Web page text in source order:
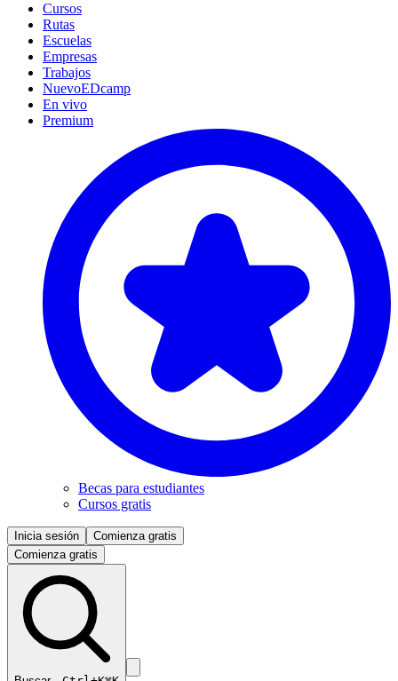
Cursos
Rutas
Escuelas
Empresas
Trabajos
NuevoEDcamp
En vivo
Premium
Becas para estudiantes
Cursos gratis
Inicia sesión
Comienza gratis
Comienza gratis